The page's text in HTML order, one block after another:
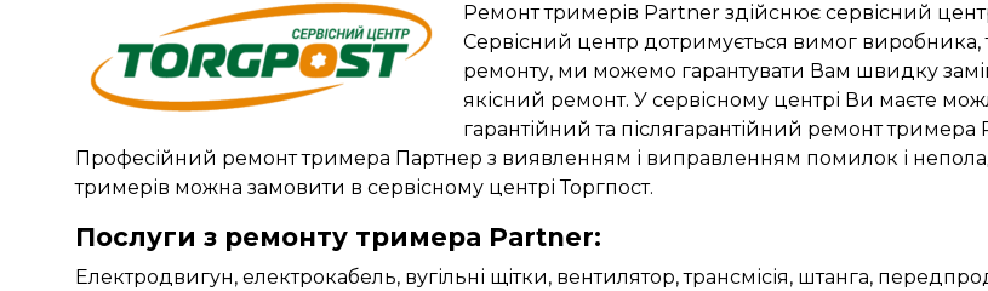
Ремонт тримерів Partner здійснює сервісний
Сервісний центр дотримується вимог виробника,
ремонту, ми можемо гарантувати Вам швидку
якісний ремонт. У сервісному центрі Ви маєте
гарантійний та післягарантійний ремонт тримера
Професійний ремонт тримера Партнер з виявленням і виправленням помилок і
тримерів можна замовити в сервісному центрі Торгпост.
Послуги з ремонту тримера Partner:
Електродвигун, електрокабель, вугільні щітки, вентилятор, трансмісія, штанга,